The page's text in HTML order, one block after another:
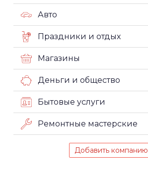
Авто
Праздники и отдых
Магазины
Деньги и общество
Бытовые услуги
Ремонтные мастерские
Добавить компанию